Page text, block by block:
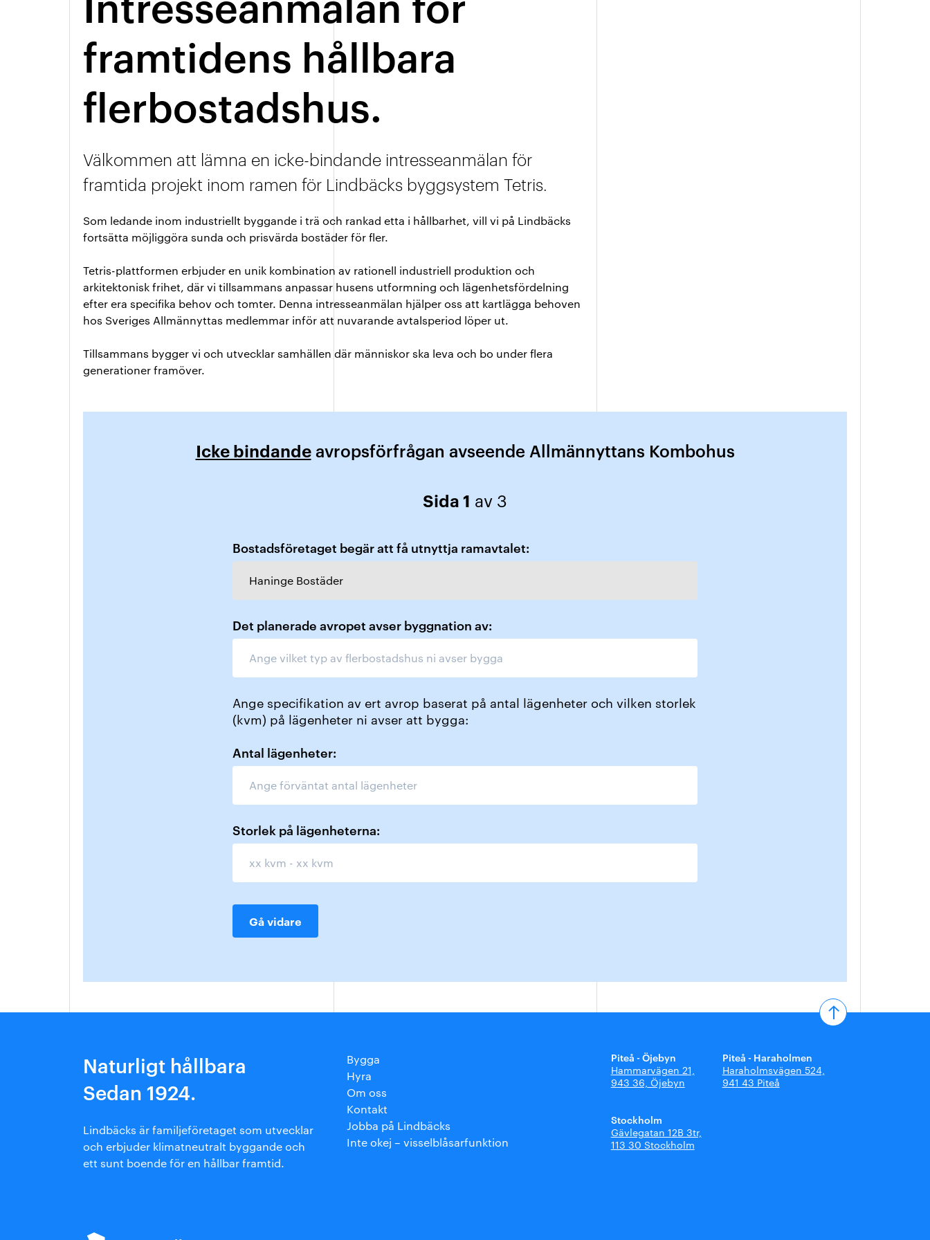
framtidens hållbara
flerbostadshus.
Välkommen att lämna en icke-bindande intresseanmälan för
framtida projekt inom ramen för Lindbäcks byggsystem Tetris.
Som ledande inom industriellt byggande i trä och rankad etta i hållbarhet, vill vi på Lindbäcks
fortsätta möjliggöra sunda och prisvärda bostäder för fler.
Tetris-plattformen erbjuder en unik kombination av rationell industriell produktion och
arkitektonisk frihet, där vi tillsammans anpassar husens utformning och lägenhetsfördelning
efter era specifika behov och tomter. Denna intresseanmälan hjälper oss att kartlägga behoven
hos Sveriges Allmännyttas medlemmar inför att nuvarande avtalsperiod löper ut.
Tillsammans bygger vi och utvecklar samhällen där människor ska leva och bo under flera
generationer framöver.
Icke bindandeavropsförfrågan avseende Allmännyttans Kombohus
Sida 1 av 3
Bostadsföretaget begär att få utnyttja ramavtalet:
Haninge Bostäder
Det planerade avropet avser byggnation av:
Ange specifikation av ert avrop baserat på antal lägenheter och vilken storlek
(kvm) på lägenheter ni avser att bygga:
Antal lägenheter:
Storlek på lägenheterna:
Gå vidare
Naturligt hållbara
Sedan 1924.
Lindbäcks är familjeföretaget som utvecklar
och erbjuder klimatneutralt byggande och
ett sunt boende för en hållbar framtid.
Bygga
Hyra
Om oss
Kontakt
Jobba på Lindbäcks
Inte okej – visselblåsarfunktion
Piteå - Öjebyn
Hammarvägen 21,
943 36, Öjebyn
Piteå - Haraholmen
Haraholmsvägen 524,
941 43 Piteå
Stockholm
Gävlegatan 12B 3tr,
113 30 Stockholm